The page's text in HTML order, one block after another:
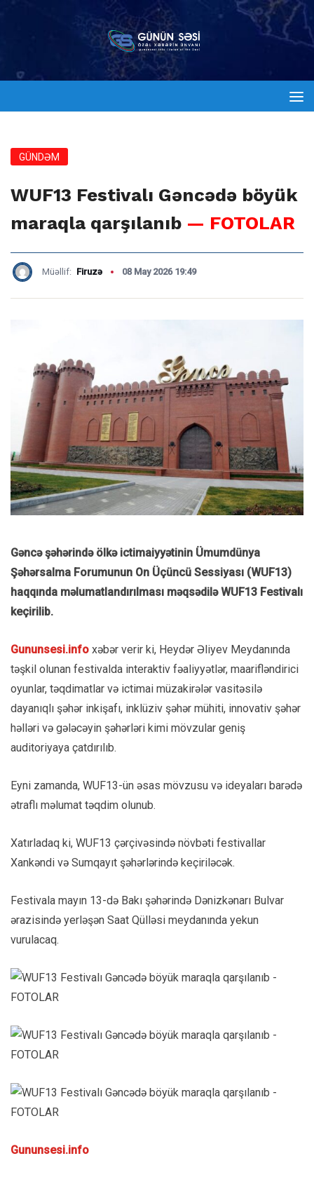
GÜNDƏM
WUF13 Festivalı Gəncədə böyük
maraqla qarşılanıb — FOTOLAR
Müəllif: Firuzə 08 May 2026 19:49
Gəncə şəhərində ölkə ictimaiyyətinin Ümumdünya
Şəhərsalma Forumunun On Üçüncü Sessiyası (WUF13)
haqqında məlumatlandırılması məqsədilə WUF13 Festivalı
keçirilib.
Gununsesi.info xəbər verir ki, Heydər Əliyev Meydanında
təşkil olunan festivalda interaktiv fəaliyyətlər, maarifləndirici
oyunlar, təqdimatlar və ictimai müzakirələr vasitəsilə
dayanıqlı şəhər inkişafı, inklüziv şəhər mühiti, innovativ şəhər
həlləri və gələcəyin şəhərləri kimi mövzular geniş
auditoriyaya çatdırılıb.
Eyni zamanda, WUF13-ün əsas mövzusu və ideyaları barədə
ətraflı məlumat təqdim olunub.
Xatırladaq ki, WUF13 çərçivəsində növbəti festivallar
Xankəndi və Sumqayıt şəhərlərində keçiriləcək.
Festivala mayın 13-də Bakı şəhərində Dənizkənarı Bulvar
ərazisində yerləşən Saat Qülləsi meydanında yekun
vurulacaq.
Gununsesi.info